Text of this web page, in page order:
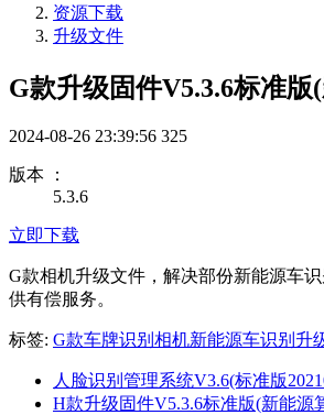
资源下载
升级文件
G款升级固件V5.3.6标准版
2024-08-26 23:39:56 325
版本 ：
5.3.6
立即下载
G款相机升级文件，解决部份新能源车
供有偿服务。
标签: G款车牌识别相机新能源车识别升
人脸识别管理系统V3.6(标准版
H款升级固件V5.3.6标准版(新能源